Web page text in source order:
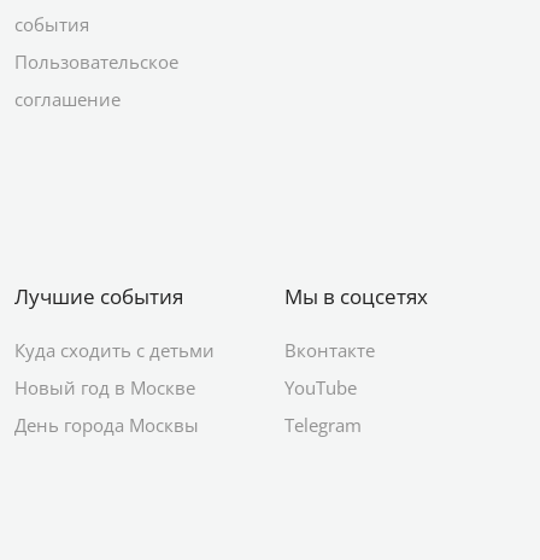
события
Пользовательское
соглашение
Лучшие события
Куда сходить с детьми
Новый год в Москве
День города Москвы
Мы в соцсетях
Вконтакте
YouTube
Telegram